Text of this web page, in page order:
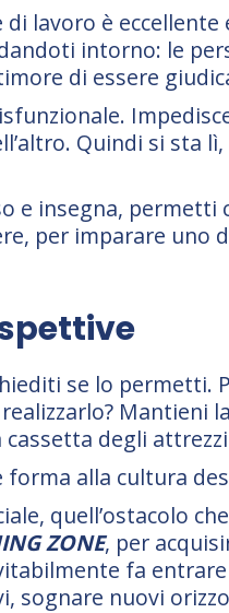
lavoro è eccellente
intorno: le
di essere
Quindi si sta
e insegna,
per imparare uno
se lo
Mantieni
degli
forma alla cultura
quell’ostacolo
ZONE, per
fa
sognare nuovi